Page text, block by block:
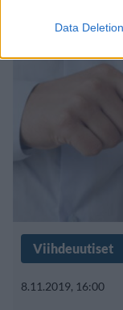
Data Deletion
Viihdeuutiset
8.11.2019, 16:00